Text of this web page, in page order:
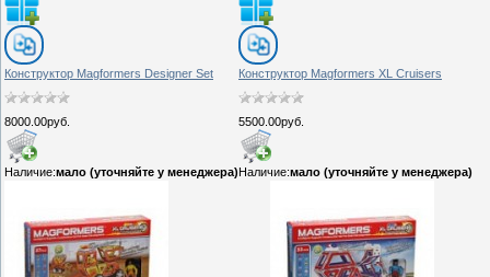
Конструктор Magformers Designer Set
8000.00руб.
Наличие:мало (уточняйте у менеджера)
Конструктор Magformers XL Cruisers
5500.00руб.
Наличие:мало (уточняйте у менеджера)